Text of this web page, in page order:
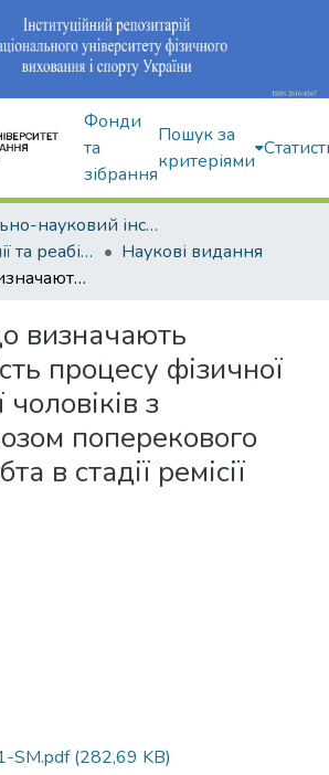
Фонди
та
зібрання
Пошук за
критеріями
Навчально-науковий інститут здоров'я, реабілітації та фізичного виховання
Кафедра терапії та реабілітації
Наукові видання
Фактори, що визначають спрямованість процесу фізичної реабілітації чоловіків з остеохондрозом поперекового відділу хребта в стадії ремісії
визначають
процесу фізичної
чоловіків з
поперекового
в стадії ремісії
SM.pdf(282,69 KB)